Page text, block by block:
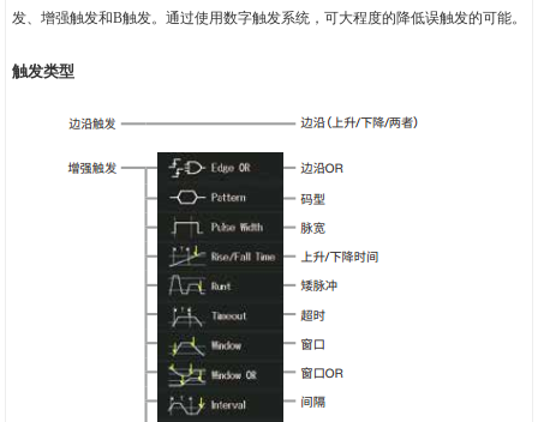
发、增强触发和B触发。通过使用数字触发系统，可大程度的降低误触发的可能。
触发类型